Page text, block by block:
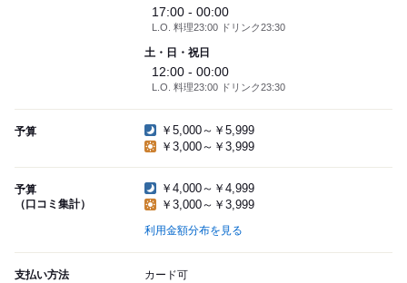
17:00 - 00:00
L.O. 料理23:00 ドリンク23:30
土・日・祝日
12:00 - 00:00
L.O. 料理23:00 ドリンク23:30
予算
￥5,000～￥5,999
￥3,000～￥3,999
予算
（口コミ集計）
￥4,000～￥4,999
￥3,000～￥3,999
利用金額分布を見る
支払い方法
カード可